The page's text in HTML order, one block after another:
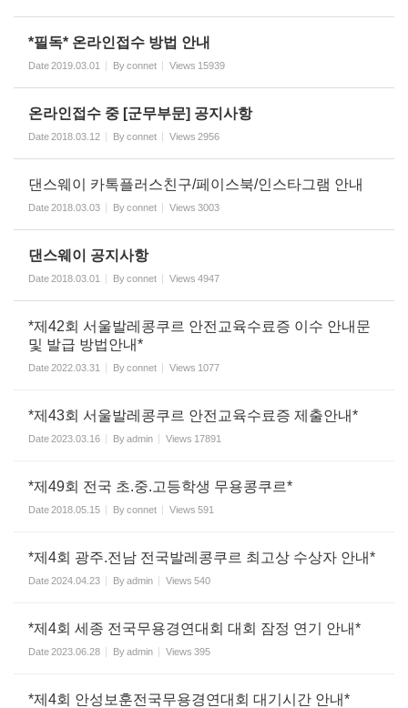
*필독* 온라인접수 방법 안내
Date2019.03.01 Byconnet Views 15939
온라인접수 중 [군무부문] 공지사항
Date2018.03.12 Byconnet Views 2956
댄스웨이 카톡플러스친구/페이스북/인스타그램 안내
Date2018.03.03 Byconnet Views 3003
댄스웨이 공지사항
Date2018.03.01 Byconnet Views 4947
*제42회 서울발레콩쿠르 안전교육수료증 이수 안내문
및 발급 방법안내*
Date2022.03.31 Byconnet Views 1077
*제43회 서울발레콩쿠르 안전교육수료증 제출안내*
Date2023.03.16 Byadmin Views 17891
*제49회 전국 초.중.고등학생 무용콩쿠르*
Date2018.05.15 Byconnet Views 591
*제4회 광주.전남 전국발레콩쿠르 최고상 수상자 안내*
Date2024.04.23 Byadmin Views 540
*제4회 세종 전국무용경연대회 대회 잠정 연기 안내*
Date2023.06.28 Byadmin Views 395
*제4회 안성보훈전국무용경연대회 대기시간 안내*